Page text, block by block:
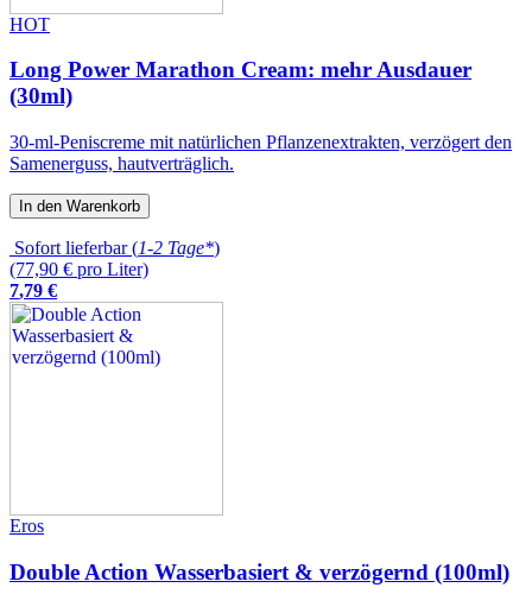
HOT
Long Power Marathon Cream: mehr Ausdauer
(30ml)
30-ml-Peniscreme mit natürlichen Pflanzenextrakten, verzögert den
Samenerguss, hautverträglich.
In den Warenkorb
Sofort lieferbar (1-2 Tage*)
(77,90 € pro Liter)
7,79 €
Eros
Double Action Wasserbasiert & verzögernd (100ml)